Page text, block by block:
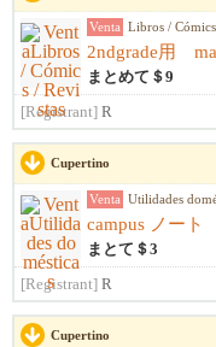
Venta Libros /
2ndgrade用
まとめて＄9
[Registrant] R
Cupertino
Venta Utilidades
campus ノー
まとて＄3
[Registrant] R
Cupertino